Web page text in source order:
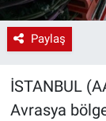
Paylaş
İSTANBUL
Avrasya